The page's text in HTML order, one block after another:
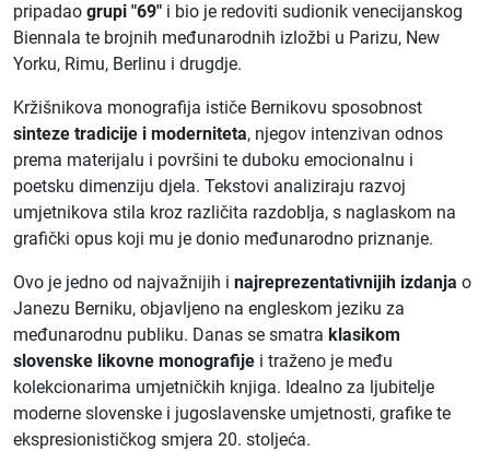
pripadao grupi "69" i bio je redoviti sudionik venecijanskog
Biennala te brojnih međunarodnih izložbi u Parizu, New
Yorku, Rimu, Berlinu i drugdje.
Kržišnikova monografija ističe Bernikovu sposobnost
sinteze tradicije i moderniteta, njegov intenzivan odnos
prema materijalu i površini te duboku emocionalnu i
poetsku dimenziju djela. Tekstovi analiziraju razvoj
umjetnikova stila kroz različita razdoblja, s naglaskom na
grafički opus koji mu je donio međunarodno priznanje.
Ovo je jedno od najvažnijih i najreprezentativnijih izdanja o
Janezu Berniku, objavljeno na engleskom jeziku za
međunarodnu publiku. Danas se smatra klasikom
slovenske likovne monografije i traženo je među
kolekcionarima umjetničkih knjiga. Idealno za ljubitelje
moderne slovenske i jugoslavenske umjetnosti, grafike te
ekspresionističkog smjera 20. stoljeća.